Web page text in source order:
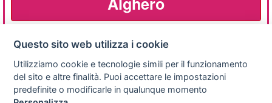
Privacy
policy
Avviso
legale
Scrivici
Preferenze cookie
Questo sito web utilizza i cookie
Utilizziamo cookie e tecnologie simili per il funzionamento
del sito e altre finalità. Puoi accettare le impostazioni
predefinite o modificarle in qualunque momento